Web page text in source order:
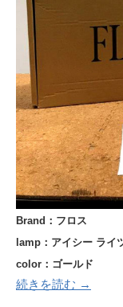
Brand：フロス
lamp：アイシー ライ
color：ゴールド
続きを読む →